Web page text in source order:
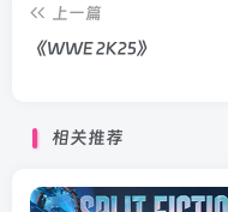
上一篇
《WWE 2K25》
相关推荐